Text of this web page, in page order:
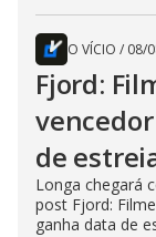
O VÍCIO / 08/
Fjord:
de
Longa chegará
post Fjord:
ganha data de